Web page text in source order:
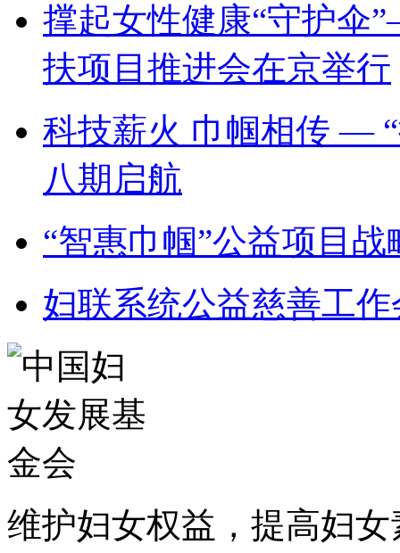
撑起女性健康“守护伞
扶项目推进会在京举行
科技薪火 巾帼相传 —
八期启航
“智惠巾帼”公益项目
妇联系统公益慈善工
维护妇女权益，提高妇